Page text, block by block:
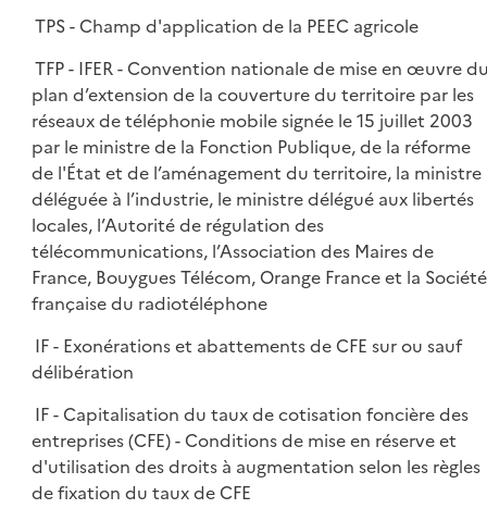
TPS - Champ d'application de la PEEC agricole
TFP - IFER - Convention nationale de mise en œuvre
plan d’extension de la couverture du territoire par les
réseaux de téléphonie mobile signée le 15 juillet 2003
par le ministre de la Fonction Publique, de la réforme
de l'État et de l’aménagement du territoire, la ministre
déléguée à l’industrie, le ministre délégué aux libertés
locales, l’Autorité de régulation des
télécommunications, l’Association des Maires de
France, Bouygues Télécom, Orange France et la Société
française du radiotéléphone
IF - Exonérations et abattements de CFE sur ou sauf
délibération
IF - Capitalisation du taux de cotisation foncière des
entreprises (CFE) - Conditions de mise en réserve et
d'utilisation des droits à augmentation selon les règles
de fixation du taux de CFE